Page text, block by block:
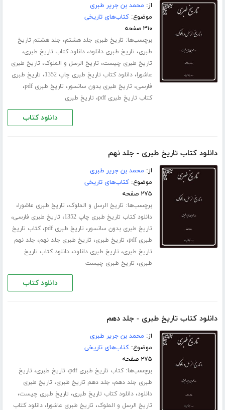
از: محمد بن جریر طبری
موضوع:کتاب‌های تاریخی
۳۱۰ صفحه
برچسب‌ها: تاریخ طبری جلد هشتم، جلد هشتم تاریخ
طبری، تاریخ طبری دانلود،دانلود کتاب تاریخ طبری،
تاریخ طبری چیست، تاریخ الرسل و الملوک، تاریخ طبری
عاشورا،دانلود کتاب تاریخ طبری چاپ 1352 ، تاریخ طبری
فارسی، تاریخ طبری بدون سانسور، تاریخ طبری pdf ،
کتاب تاریخ طبری pdf ، تاریخ طبری
دانلود کتاب
دانلود کتاب تاریخ طبری - جلد نهم
از: محمد بن جریر طبری
موضوع:کتاب‌های تاریخی
۲۷۵ صفحه
برچسب‌ها: تاریخ الرسل و الملوک، تاریخ طبری عاشورا،
دانلود کتاب تاریخ طبری چاپ 1352 ، تاریخ طبری فارسی،
تاریخ طبری بدون سانسور، تاریخ طبری pdf ،کتاب تاریخ
طبری pdf
، تاریخ طبری، تاریخ طبری جلد نهم، جلد نهم
تاریخ طبری، تاریخ طبری دانلود،دانلود کتاب تاریخ
طبری، تاریخ طبری چیست
دانلود کتاب
دانلود کتاب تاریخ طبری - جلد دهم
از: محمد بن جریر طبری
موضوع:کتاب‌های تاریخی
۲۷۵ صفحه
برچسب‌ها:کتاب تاریخ طبری pdf ، تاریخ طبری، تاریخ
طبری جلد ‌دهم، جلد دهم تاریخ طبری، تاریخ طبری
دانلود،دانلود کتاب تاریخ طبری، تاریخ طبری چیست،
تاریخ الرسل و الملوک، تاریخ طبری عاشورا،دانلود کتاب